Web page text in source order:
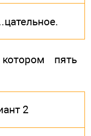
пять
2